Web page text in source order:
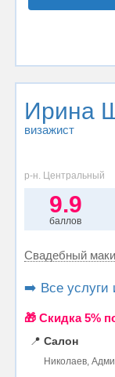
Ирина
визажист
р-н. Центральный
9.9
баллов
Свадебный
➡️ Все услуги
🎁 Cкидка 5%
📍 Салон
Николаев,